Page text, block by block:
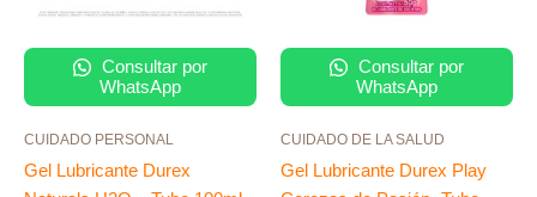
Consultar por
WhatsApp
CUIDADO PERSONAL
Gel Lubricante Durex
Consultar por
WhatsApp
CUIDADO DE LA SALUD
Gel Lubricante Durex Play